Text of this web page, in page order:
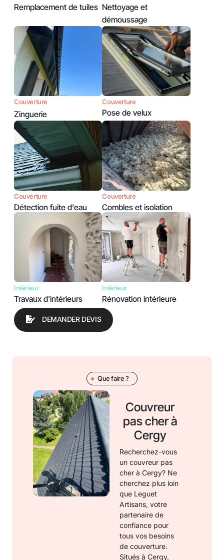
Remplacement de tuiles Nettoyage et
démoussage
Couverture
Zinguerie
Couverture
Pose de velux
Couverture
Détection fuite d'eau
Couverture
Combles et isolation
Intérieur
Travaux d'intérieurs
Intérieur
Rénovation intérieure
DEMANDER DEVIS
Que faire ?
Couvreur
pas cher à
Cergy
Recherchez-vous
un couvreur pas
cher à Cergy? Ne
cherchez plus loin
que Leguet
Artisans, votre
partenaire de
confiance pour
tous vos besoins
de couverture.
Situés à Cergy,